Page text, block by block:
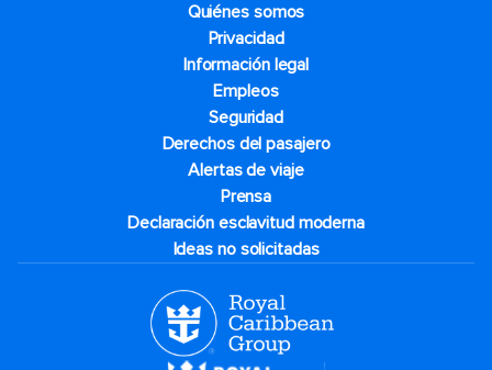
Quiénes somos
Privacidad
Información legal
Empleos
Seguridad
Derechos del pasajero
Alertas de viaje
Prensa
Declaración esclavitud moderna
Ideas no solicitadas